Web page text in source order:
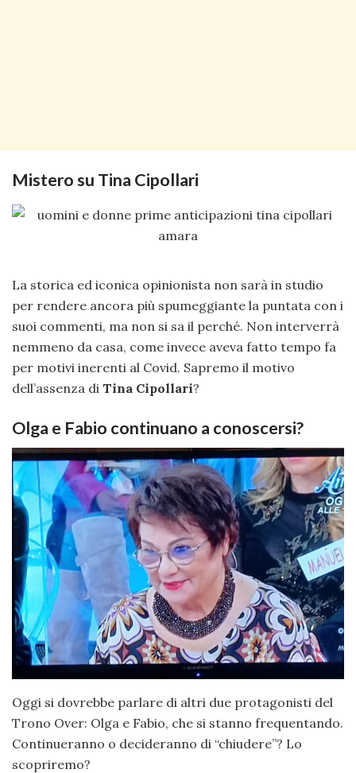
Mistero su Tina Cipollari
La storica ed iconica opinionista non sarà in studio
per rendere ancora più spumeggiante la puntata con i
suoi commenti, ma non si sa il perché. Non interverrà
nemmeno da casa, come invece aveva fatto tempo fa
per motivi inerenti al Covid. Sapremo il motivo
dell’assenza di Tina Cipollari?
Olga e Fabio continuano a conoscersi?
Oggi si dovrebbe parlare di altri due protagonisti del
Trono Over: Olga e Fabio, che si stanno frequentando.
Continueranno o decideranno di “chiudere”? Lo
scopriremo?